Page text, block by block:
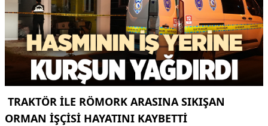
TRAKTÖR ILE RÖMORK ARASINA SIKIŞAN
ORMAN IŞÇISI HAYATINI KAYBETTI